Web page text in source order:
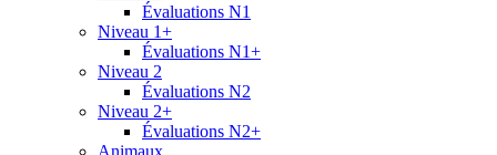
Évaluations N1
Niveau 1+
Évaluations N1+
Niveau 2
Évaluations N2
Niveau 2+
Évaluations N2+
Animaux